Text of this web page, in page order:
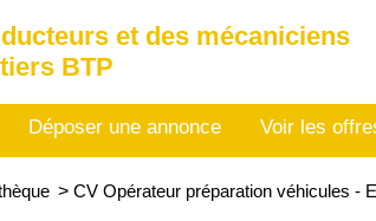
et des mécaniciens
BTP
Déposer une annonce Voir les
> CV Opérateur préparation véhicules -